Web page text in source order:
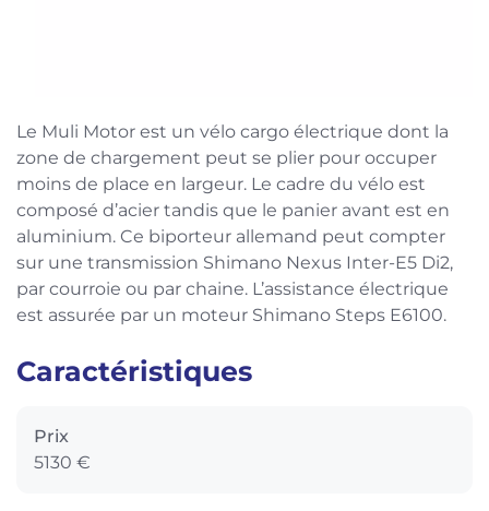
Le Muli Motor est un vélo cargo électrique dont la
zone de chargement peut se plier pour occuper
moins de place en largeur. Le cadre du vélo est
composé d’acier tandis que le panier avant est en
aluminium. Ce biporteur allemand peut compter
sur une transmission Shimano Nexus Inter-E5 Di2,
par courroie ou par chaine. L’assistance électrique
est assurée par un moteur Shimano Steps E6100.
Caractéristiques
Prix
5130 €